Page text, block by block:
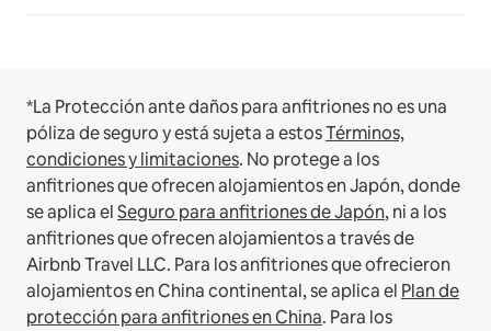
*La Protección ante daños para anfitriones no es una
póliza de seguro y está sujeta a estosTérminos,
condiciones y limitaciones. No protege a los
anfitriones que ofrecen alojamientos en Japón, donde
se aplica elSeguro para anfitriones de Japón, ni a los
anfitriones que ofrecen alojamientos a través de
Airbnb Travel LLC. Para los anfitriones que ofrecieron
alojamientos en China continental, se aplica el Plan de
protección para anfitriones en China. Para los